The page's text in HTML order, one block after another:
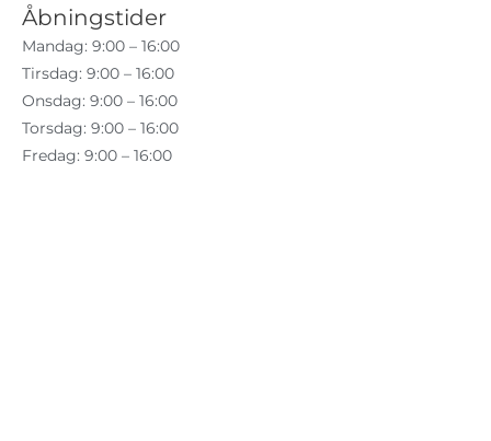
Åbningstider
Mandag: 9:00 – 16:00
Tirsdag: 9:00 – 16:00
Onsdag: 9:00 – 16:00
Torsdag: 9:00 – 16:00
Fredag: 9:00 – 16:00